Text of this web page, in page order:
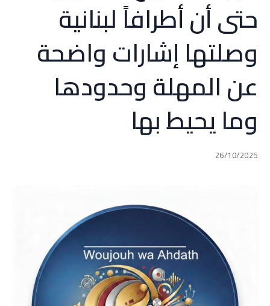
حتى أن أطرافاً لبنانية
وصلتها إشارات واضحة
عن المهلة وحدودها
وما يحيط بها
26/10/2025